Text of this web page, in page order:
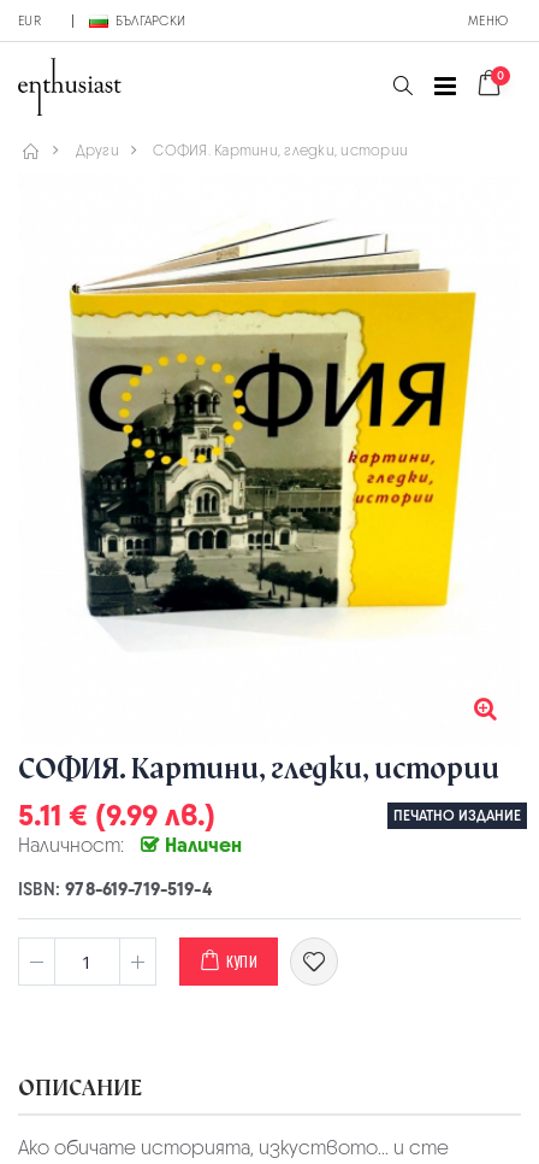
EUR БЪЛГАРСКИ МЕНЮ
0
Други СОФИЯ. Картини, гледки, истории
СОФИЯ. Картини, гледки, истории
5.11 € (9.99 лв.) ПЕЧАТНО ИЗДАНИЕ
Наличност: Наличен
ISBN:978-619-719-519-4
КУПИ
ОПИСАНИЕ
Ако обичате историята, изкуството... и сте